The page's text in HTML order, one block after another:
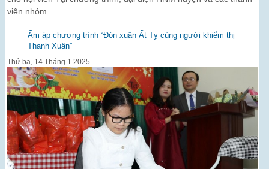
viên nhóm...
Ấm áp chương trình “Đón xuân Ất Tỵ cùng người khiếm thị
Thanh Xuân”
Thứ ba, 14 Tháng 1 2025